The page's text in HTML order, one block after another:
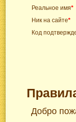
Реальное имя*
Ник на сайте*
Код
Добро